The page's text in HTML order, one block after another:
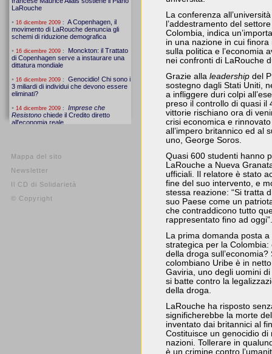
Mappa del sito
Newsletter
Il CD di Solidarietà
© Copyright
La conferenza
l’addestramento del
Colombia, indica
in una nazione in cui
sulla politica e l’economia
nei confronti di LaRouche
Grazie alla leadership del
sostegno dagli Stati Uniti,
a infliggere duri colpi
preso il controllo di quasi il
vittorie rischiano ora di
crisi economica e
all’impero britannico ed al
uno, George Soros.
Quasi 600 studenti hanno
LaRouche a Nueva
ufficiali. Il relatore è stato
fine del suo intervento, e
stessa reazione: “Si tratta
suo Paese come un
che contraddicono tutto
rappresentato fino ad oggi”.
La prima domanda posta
strategica per la
della droga
colombiano Uribe è in
Gaviria, uno degli uomini
si batte contro la
della droga.
LaRouche ha risposto
significherebbe la morte
inventato dai britannici al
Costituisce un genocidio
nazioni. Tollerare in
è un crimine contro